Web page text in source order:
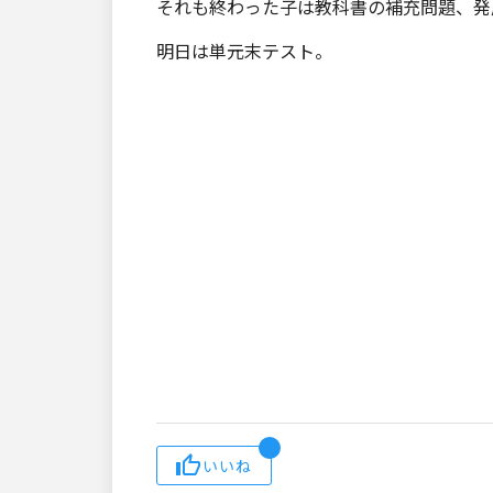
それも終わった子は教科書の補充問題、発
明日は単元末テスト。
いいね